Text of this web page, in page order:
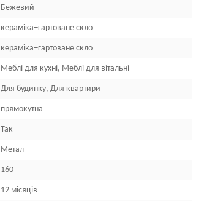
Бежевий
кераміка+гартоване скло
кераміка+гартоване скло
Меблі для кухні, Меблі для вітальні
Для будинку, Для квартири
прямокутна
Так
Метал
160
12 місяців